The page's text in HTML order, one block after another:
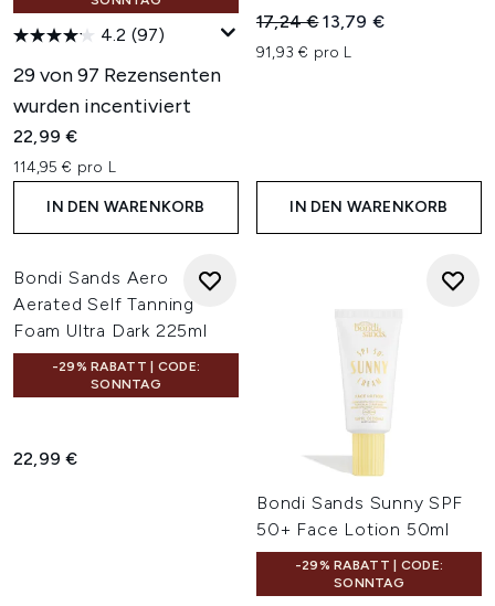
4.2 (97)
29 von 97 Rezensenten
wurden incentiviert
22,99 €
114,95 € pro L
IN DEN WARENKORB
Unverbindliche
17,24 €Aktueller Preis:
13,79 €
91,93 € pro L
IN DEN WARENKORB
Bondi Sands Aero
Aerated Self Tanning
Foam Ultra Dark 225ml
-29% RABATT | CODE:
SONNTAG
22,99 €
Bondi Sands Sunny SPF
50+ Face Lotion 50ml
-29% RABATT | CODE:
SONNTAG